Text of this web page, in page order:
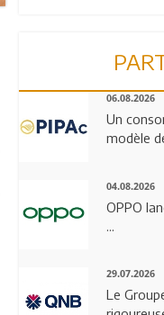
06.08.2026
Un
modèle
04.08.2026
OPPO
...
29.07.2026
Le